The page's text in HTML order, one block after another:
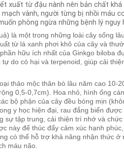
xuất từ đậu nành nên bản chất
vành, người từng bị nhồi máu
phòng ngừa những bệnh lý nguy
là một trong những loài cây sống
từ ​​lá xanh phơi khô của cây và
hữu ích nhất của Ginkgo biloba
do có hại và terpenoid, giúp cải
thảo mộc thân bò lâu năm cao 10-
0,5-0,7cm). Hoa nhỏ, hình ống
bộ phận của cây đều bóng mịn
y học hiện đại, rau đắng biển
sự tập trung, cải thiện trí nhớ và
này để thúc đẩy cảm xúc hạnh
có thể hỗ trợ khả năng nhận thức
máu não.